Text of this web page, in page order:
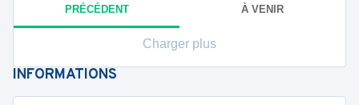
PRÉCÉDENT À VENIR
Charger plus
INFORMATIONS